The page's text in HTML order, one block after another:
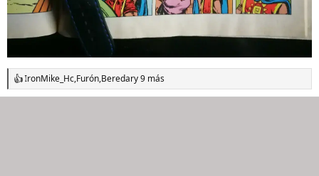
R
e
IronMike_Hc,Furón,Beredary 9 más